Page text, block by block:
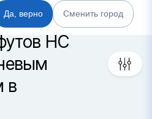
Да, верно Сменить город
HC
в